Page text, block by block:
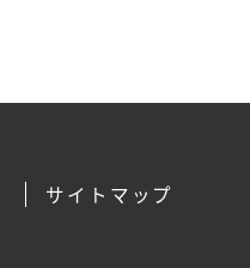
サイトマップ